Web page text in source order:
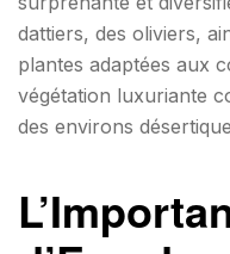
dattiers, des oliviers,
plantes adaptées aux
végétation luxuriante
des environs